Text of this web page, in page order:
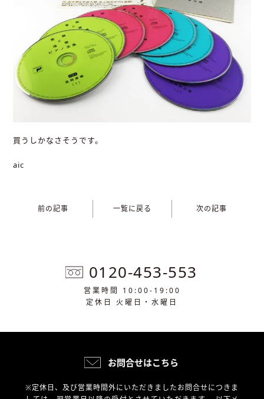
買うしかなさそうです。
aic
前の記事 一覧に戻る 次の記事
0120-453-553
営業時間 10:00-19:00
定休日 火曜日・水曜日
お問合せはこちら
※定休日、及び営業時間外にいただきましたお問合せにつきま